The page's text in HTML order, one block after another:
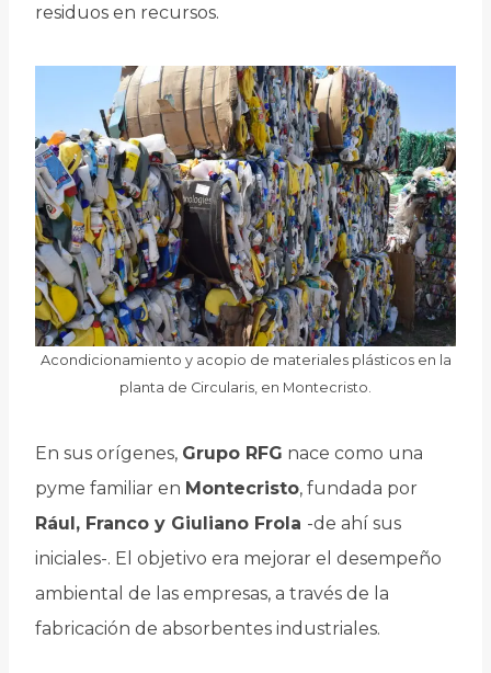
residuos en recursos.
Acondicionamiento y acopio de materiales plásticos en la
planta de Circularis, en Montecristo.
En sus orígenes, Grupo RFG nace como una
pyme familiar en Montecristo, fundada por
Rául, Franco y Giuliano Frola -de ahí sus
iniciales-. El objetivo era mejorar el desempeño
ambiental de las empresas, a través de la
fabricación de absorbentes industriales.